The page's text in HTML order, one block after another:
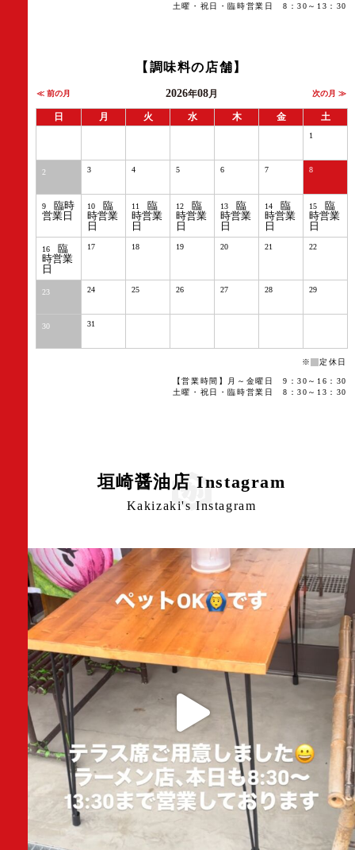
土曜・祝日・臨時営業日 8：30～13：30
【調味料の店舗】
≪ 前の月 2026年08月 次の月 ≫
日 月 火 水 木 金 土
1
2 3 4 5 6 7 8
9
臨時
営業日
10
臨
時営業
日
11
臨
時営業
日
12
臨
時営業
日
13
臨
時営業
日
14
臨
時営業
日
15
臨
時営業
日
16
臨
時営業
日
17 18 19 20 21 22
23 24 25 26 27 28 29
30 31
※ 定休日
【営業時間】月～金曜日 9：30～16：30
土曜・祝日・臨時営業日 8：30～13：30
垣崎醤油店 Instagram
Kakizaki's Instagram